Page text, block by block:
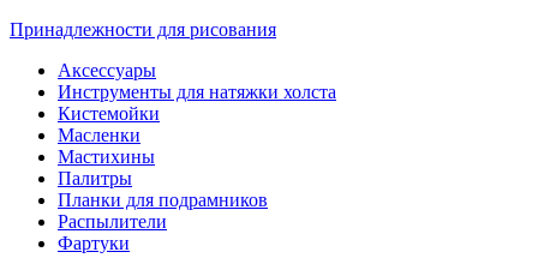
Принадлежности для рисования
Аксессуары
Инструменты для натяжки холста
Кистемойки
Масленки
Мастихины
Палитры
Планки для подрамников
Распылители
Фартуки